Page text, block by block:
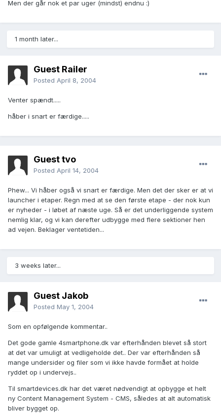
Men der går nok et par uger (mindst) endnu :)
1 month later...
Guest Railer
Posted April 8, 2004
Venter spændt.....
håber i snart er færdige.....
Guest tvo
Posted April 14, 2004
Phew... Vi håber også vi snart er færdige. Men det der sker er at vi
launcher i etaper. Regn med at se den første etape - der nok kun
er nyheder - i løbet af næste uge. Så er det underliggende system
nemlig klar, og vi kan derefter udbygge med flere sektioner hen
ad vejen. Beklager ventetiden...
3 weeks later...
Guest Jakob
Posted May 1, 2004
Som en opfølgende kommentar..
Det gode gamle 4smartphone.dk var efterhånden blevet så stort
at det var umuligt at vedligeholde det.. Der var efterhånden så
mange undersider og filer som vi ikke havde formået at holde
ryddet op i undervejs..
Til smartdevices.dk har det været nødvendigt at opbygge et helt
ny Content Management System - CMS, således at alt automatisk
bliver bygget op.